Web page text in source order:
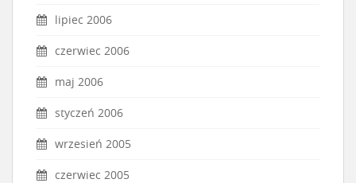
lipiec 2006
czerwiec 2006
maj 2006
styczeń 2006
wrzesień 2005
czerwiec 2005